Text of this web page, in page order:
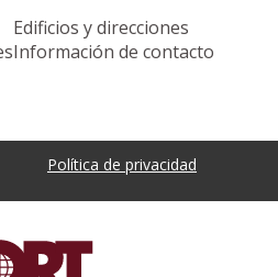
Edificios y direcciones
Información de contacto
Política de privacidad